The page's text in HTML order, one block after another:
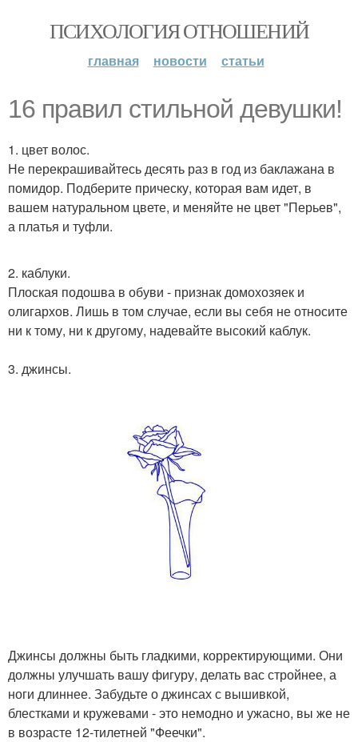
ПСИХОЛОГИЯ ОТНОШЕНИЙ
главная новости статьи
16 правил стильной девушки!
1. цвет волос.
Не перекрашивайтесь десять раз в год из баклажана в
помидор. Подберите прическу, которая вам идет, в
вашем натуральном цвете, и меняйте не цвет "Перьев",
а платья и туфли.
2. каблуки.
Плоская подошва в обуви - признак домохозяек и
олигархов. Лишь в том случае, если вы себя не относите
ни к тому, ни к другому, надевайте высокий каблук.
3. джинсы.
Джинсы должны быть гладкими, корректирующими. Они
должны улучшать вашу фигуру, делать вас стройнее, а
ноги длиннее. Забудьте о джинсах с вышивкой,
блестками и кружевами - это немодно и ужасно, вы же не
в возрасте 12-тилетней "Феечки".